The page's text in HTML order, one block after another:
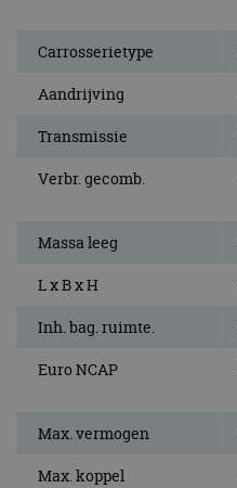
Carrosserietype
Aandrijving
Transmissie
Verbr. gecomb.
Massa leeg
L x B x H
Inh. bag. ruimte.
Euro NCAP
Max. vermogen
Max. koppel